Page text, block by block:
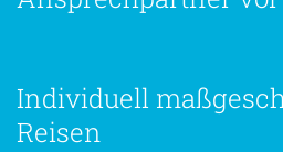
Individuell
Reisen